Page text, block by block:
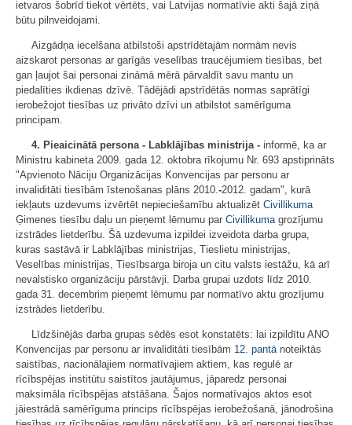
ietvaros šobrīd tiekot vērtēts, vai Latvijas normatīvie akti šajā ziņā
būtu pilnveidojami.
Aizgādņa iecelšana atbilstoši apstrīdētajām normām nevis
aizskarot personas ar garīgās veselības traucējumiem tiesības, bet
gan ļaujot šai personai zināmā mērā pārvaldīt savu mantu un
piedalīties ikdienas dzīvē. Tādējādi apstrīdētās normas saprātīgi
ierobežojot tiesības uz privāto dzīvi un atbilstot samērīguma
principam.
4. Pieaicinātā persona - Labklājības ministrija - informē, ka ar
Ministru kabineta 2009. gada 12. oktobra rīkojumu Nr. 693 apstiprināts
"Apvienoto Nāciju Organizācijas Konvencijas par personu ar
invaliditāti tiesībām īstenošanas plāns 2010.-2012. gadam", kurā
iekļauts uzdevums izvērtēt nepieciešamību aktualizēt Civillikuma
Ģimenes tiesību daļu un pieņemt lēmumu par Civillikumagrozījumu
izstrādes lietderību. Šā uzdevuma izpildei izveidota darba grupa,
kuras sastāvā ir Labklājības ministrijas, Tieslietu ministrijas,
Veselības ministrijas, Tiesībsarga biroja un citu valsts iestāžu, kā arī
nevalstisko organizāciju pārstāvji. Darba grupai uzdots līdz 2010.
gada 31. decembrim pieņemt lēmumu par normatīvo aktu grozījumu
izstrādes lietderību.
Līdzšinējās darba grupas sēdēs esot konstatēts: lai izpildītu ANO
Konvencijas par personu ar invaliditāti tiesībām 12. pantānoteiktās
saistības, nacionālajiem normatīvajiem aktiem, kas regulē ar
rīcībspējas institūtu saistītos jautājumus, jāparedz personai
maksimāla rīcībspējas atstāšana. Šajos normatīvajos aktos esot
jāiestrādā samērīguma princips rīcībspējas ierobežošanā, jānodrošina